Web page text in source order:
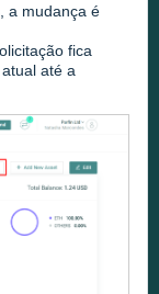
a mudança é
fica
até a